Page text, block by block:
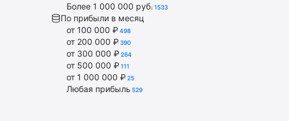
Более 1 000 000 руб. 1533
По прибыли в месяц
от 100 000 ₽ 498
от 200 000 ₽ 390
от 300 000 ₽ 264
от 500 000 ₽ 111
от 1 000 000 ₽ 25
Любая прибыль 529